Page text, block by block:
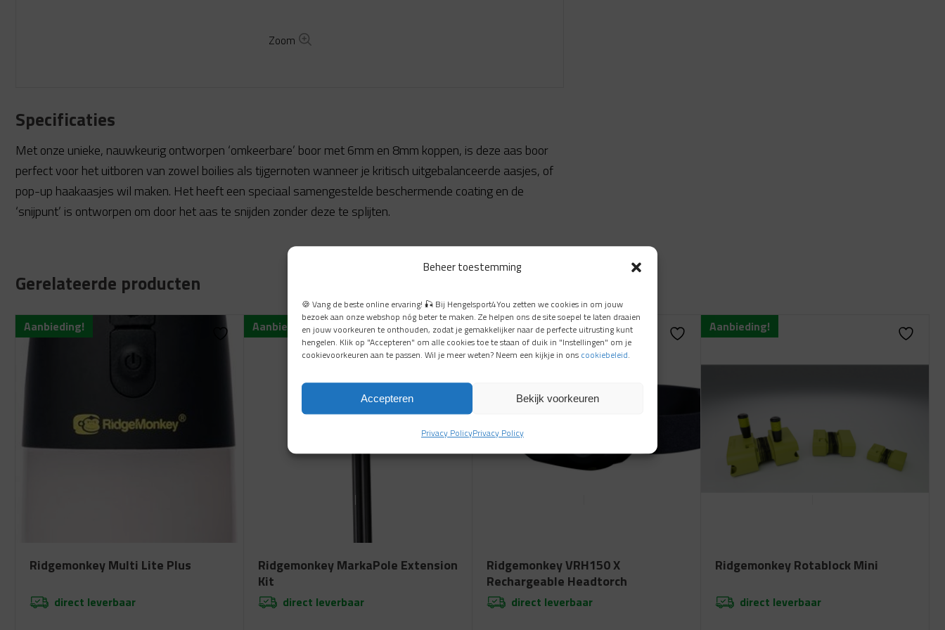
Beheer toestemming
🍪 Vang de beste online ervaring! 🎣 Bij Hengelsport4You zetten we cookies in om jouw
bezoek aan onze webshop nóg beter te maken. Ze helpen ons de site soepel te laten draaien
en jouw voorkeuren te onthouden, zodat je gemakkelijker naar de perfecte uitrusting kunt
hengelen. Klik op "Accepteren" om alle cookies toe te staan of duik in "Instellingen" om je
cookievoorkeuren aan te passen. Wil je meer weten? Neem een kijkje in ons cookiebeleid.
Accepteren Bekijk voorkeuren
Privacy PolicyPrivacy Policy
Zoom
Specificaties
Met onze unieke, nauwkeurig ontworpen ‘omkeerbare’ boor met 6mm en 8mm koppen, is deze aas boor
perfect voor het uitboren van zowel boilies als tijgernoten wanneer je kritisch uitgebalanceerde aasjes, of
pop-up haakaasjes wil maken. Het heeft een speciaal samengestelde beschermende coating en de
‘snijpunt’ is ontworpen om door het aas te snijden zonder deze te splijten.
Gerelateerde producten
Ridgemonkey Multi Lite Plus
direct leverbaar
Aanbieding!
Ridgemonkey MarkaPole Extension
Kit
direct leverbaar
Aanbieding!
Ridgemonkey VRH150 X
Rechargeable Headtorch
direct leverbaar
Aanbieding!
Ridgemonkey Rotablock Mini
direct leverbaar
Aanbieding!